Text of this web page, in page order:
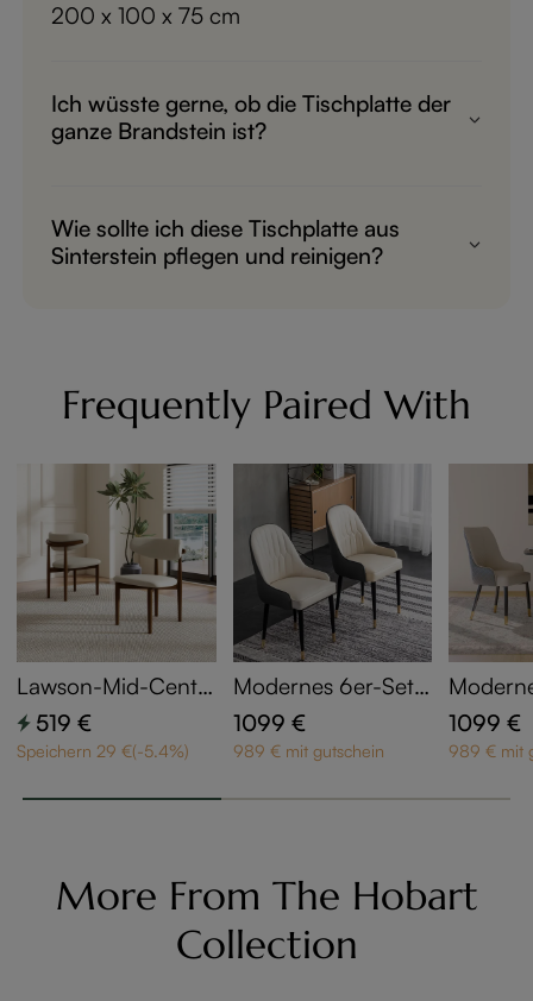
200 x 100 x 75 cm
Ich wüsste gerne, ob die Tischplatte der
ganze Brandstein ist?
Wie sollte ich diese Tischplatte aus
Sinterstein pflegen und reinigen?
Frequently Paired With
Lawson-Mid-Centu
ry 2er-Set Essstühle
mit beigem Bezug
& Eschenholz-Gest
ell in Walnuss-Optik
519 €
Speichern 29 €(-5.4%)
Modernes 6er-Set
gepolsterte Essstühl
e in Schwarz & Beig
e mit Kunstlederbez
ug
1099 €
989 € mit gutschein
e in
u mit
ug &
tiert
1099 €
989 € mit
More From The Hobart
Collection